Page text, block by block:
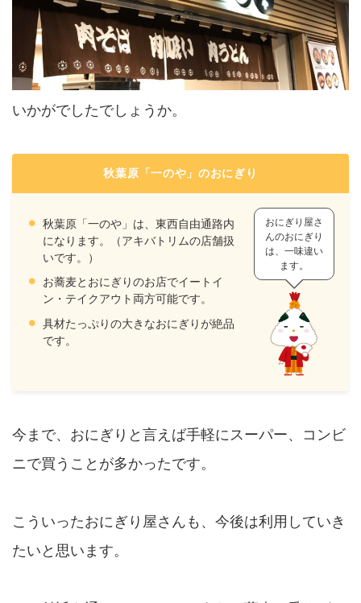
いかがでしたでしょうか。
秋葉原「一のや」のおにぎり
秋葉原「一のや」は、東西自由通路内
になります。（アキバトリムの店舗扱
いです。）
お蕎麦とおにぎりのお店でイートイ
ン・テイクアウト両方可能です。
具材たっぷりの大きなおにぎりが絶品
です。
おにぎり屋さ
んのおにぎり
は、一味違い
ます。
今まで、おにぎりと言えば手軽にスーパー、コンビ
ニで買うことが多かったです。
こういったおにぎり屋さんも、今後は利用していき
たいと思います。